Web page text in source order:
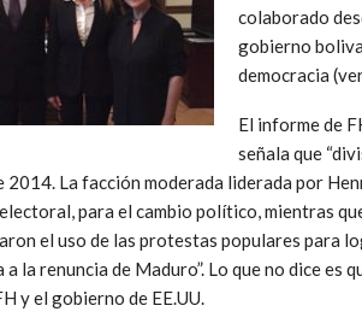
colaborado
gobierno
democracia
El informe de
señala que
2014. La facción moderada liderada por
para el cambio político, mientras
el uso de las protestas populares para
la renuncia de Maduro”. Lo que no dice es
y el gobierno de EE.UU.